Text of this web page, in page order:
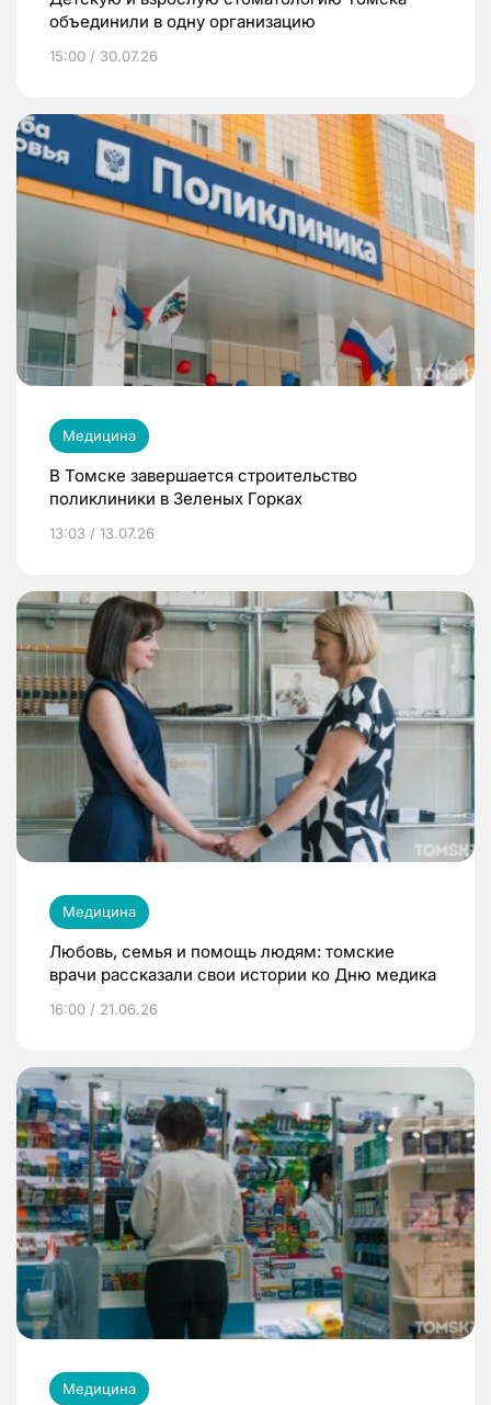
объединили в одну организацию
15:00 / 30.07.26
Медицина
В Томске завершается строительство
поликлиники в Зеленых Горках
13:03 / 13.07.26
Медицина
Любовь, семья и помощь людям: томские
врачи рассказали свои истории ко Дню медика
16:00 / 21.06.26
Медицина